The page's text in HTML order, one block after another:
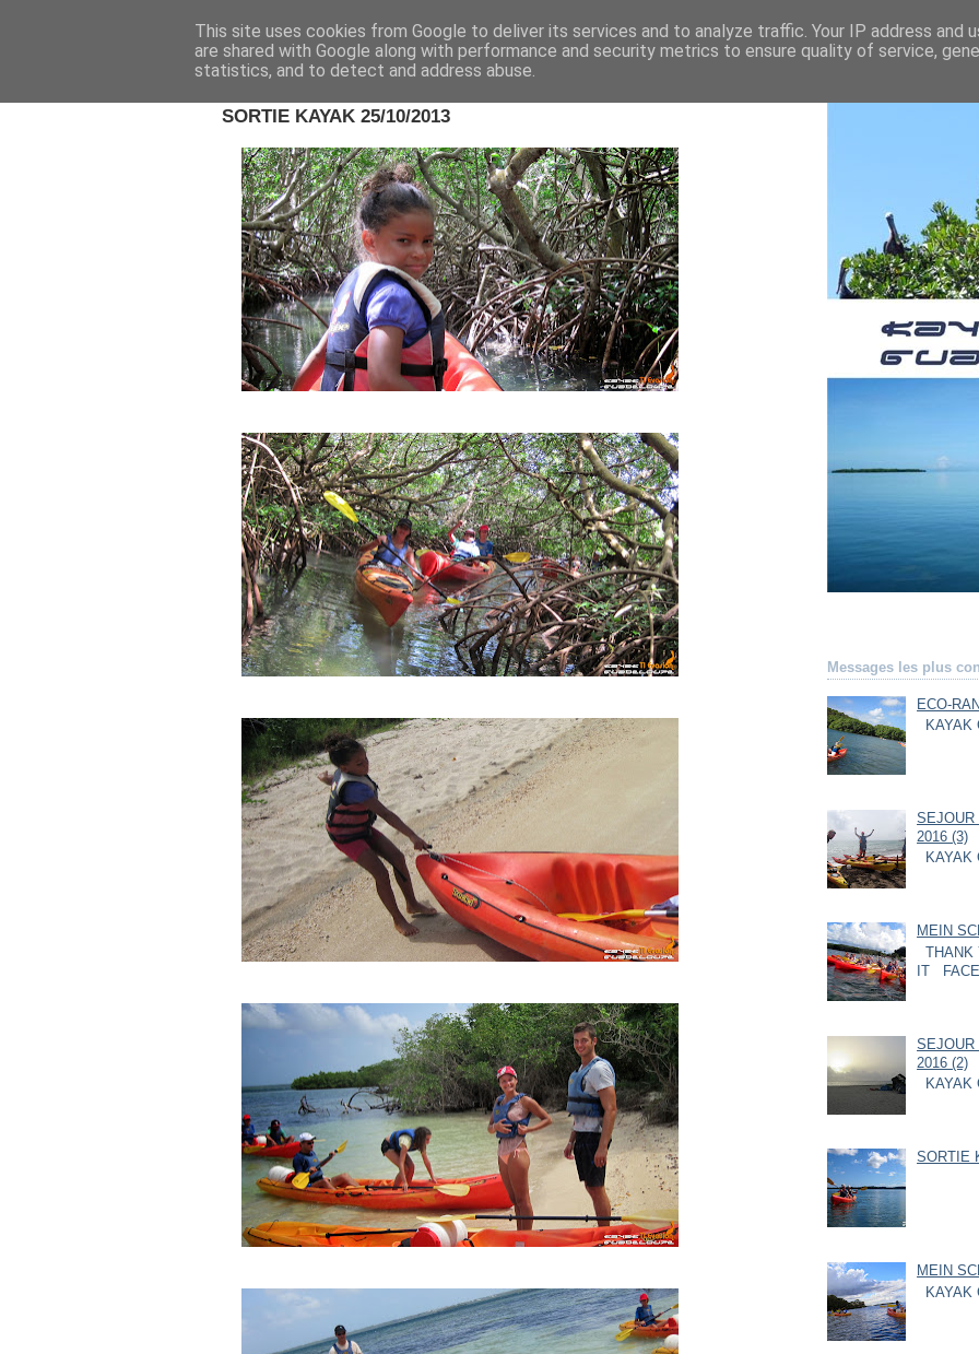
SORTIE KAYAK 25/10/2013
Messages les plus
ECO-
KAYAK
SEJOUR
2016 (3)
KAYAK
MEIN
THANK
IT
SEJOUR
2016 (2)
KAYAK
SORTIE
MEIN
KAYAK
This site uses cookies from Google to deliver its services and to analyze traffic. Your IP address and
are shared with Google along with performance and security metrics to ensure quality of service,
statistics, and to detect and address abuse.